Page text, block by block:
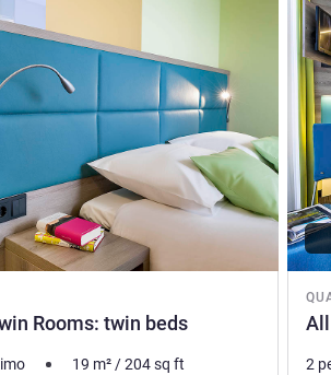
Rooms: twin beds
19 m²/204sq ft 2